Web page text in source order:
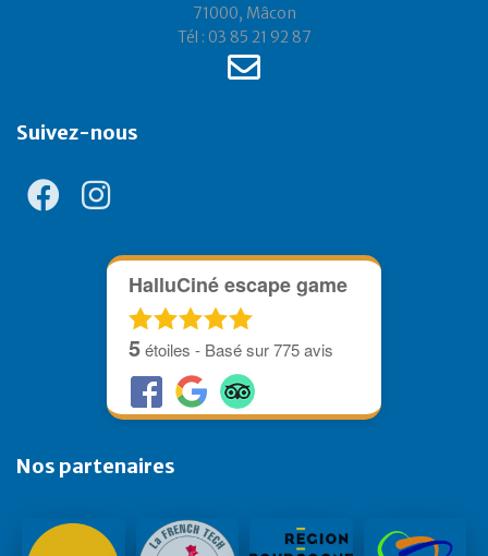
71000, Mâcon
Tél : 03 85 21 92 87
Suivez-nous
HalluCiné escape game
5étoiles - Basé sur775avis
Nos partenaires